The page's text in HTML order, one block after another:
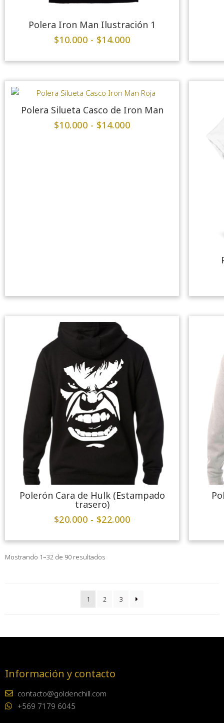
Polera Iron Man Ilustración 1
$10.000 - $14.000
Polera Silueta Casco de Iron Man
$10.000 - $14.000
Polerón Cara de Hulk (Estampado
trasero)
$20.000 - $22.000
Mostrando 1–32 de 90 resultados
1 2 3
Información y contacto
contacto@goldenchill.com
+569 7179 6045